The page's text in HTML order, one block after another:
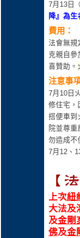
7月13日
降』為生
費用：
法會無規
克親自參
喜贊助。
注意事
7月10日
修住宅，
搭便車到
院並尊重
勿造成不
7月12、
上次紐
大法及
及金剛
佛及金